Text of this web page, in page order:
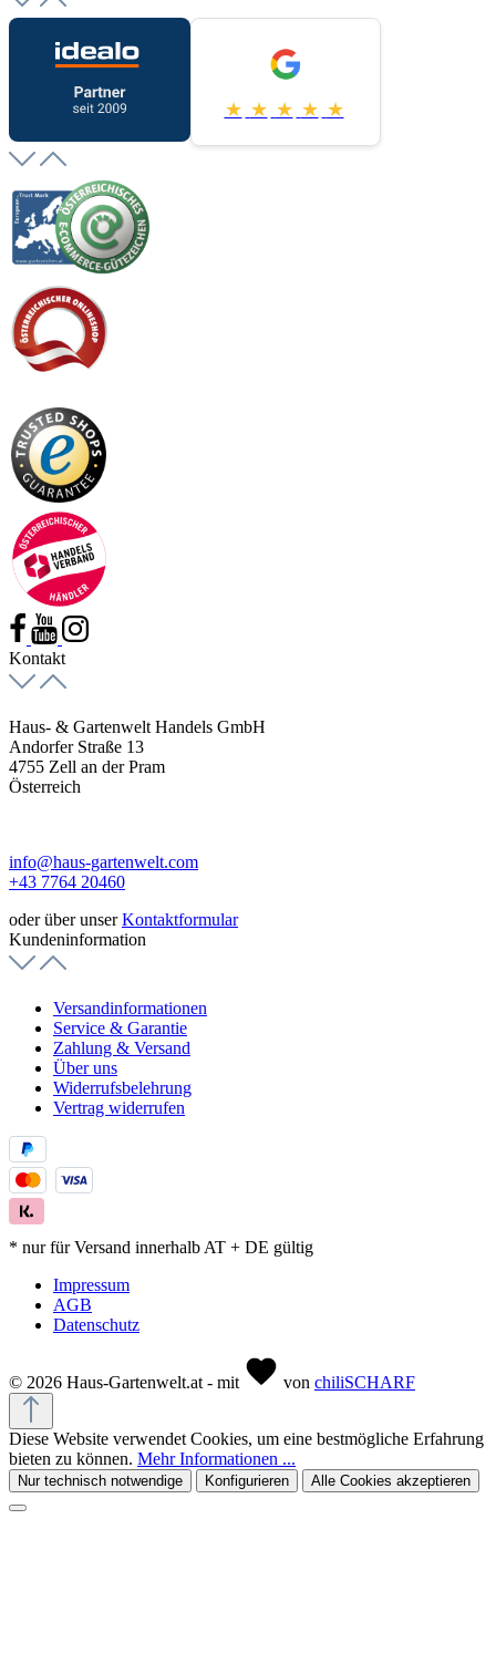
★ ★ ★ ★ ★
Kontakt
Haus- & Gartenwelt Handels GmbH
Andorfer Straße 13
4755 Zell an der Pram
Österreich
info@haus-gartenwelt.com
+43 7764 20460
oder über unserKontaktformular
Kundeninformation
Versandinformationen
Service & Garantie
Zahlung & Versand
Über uns
Widerrufsbelehrung
Vertrag widerrufen
* nur für Versand innerhalb AT + DE gültig
Impressum
AGB
Datenschutz
© 2026 Haus-Gartenwelt.at - mit von chiliSCHARF
Diese Website verwendet Cookies, um eine bestmögliche Erfahrung
bieten zu können. Mehr Informationen ...
Nur technisch notwendige Konfigurieren Alle Cookies akzeptieren